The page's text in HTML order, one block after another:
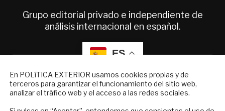
Grupo editorial privado e independiente de
análisis internacional en español.
ES
Quiénes somos
Suscripciones
En POLíTICA EXTERIOR usamos cookies propias y de
terceros para garantizar el funcionamiento del sitio web,
analizar el tráfico web y el acceso a las redes sociales.
NEWSLETTER
Suscríbase a nuestro boletín electrónico y
reciba en su correo el mejor análisis